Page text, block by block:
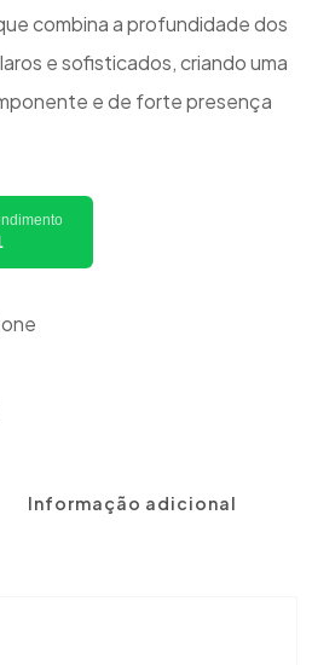
combina a profundidade dos
e sofisticados, criando uma
e de forte presença
Informação adicional